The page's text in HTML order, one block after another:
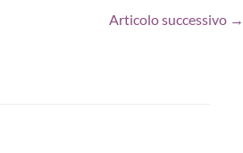
Articolo successivo →